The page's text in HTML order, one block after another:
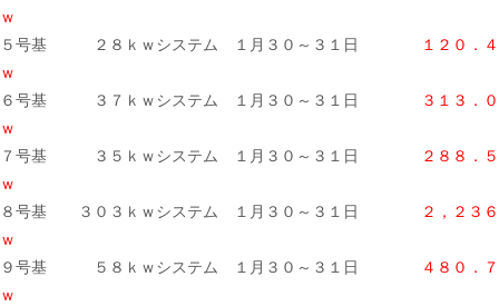
ｗ
５号基 ２８ｋｗシステム １月３０～３１日
１２０．
ｗ
６号基 ３７ｋｗシステム １月３０～３１日
３１３．
ｗ
７号基 ３５ｋｗシステム １月３０～３１日
２８８．
ｗ
８号基 ３０３ｋｗシステム １月３０～３１日
２，２３
ｗ
９号基 ５８ｋｗシステム １月３０～３１日
４８０．
ｗ